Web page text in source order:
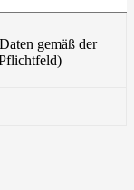
gemäß der